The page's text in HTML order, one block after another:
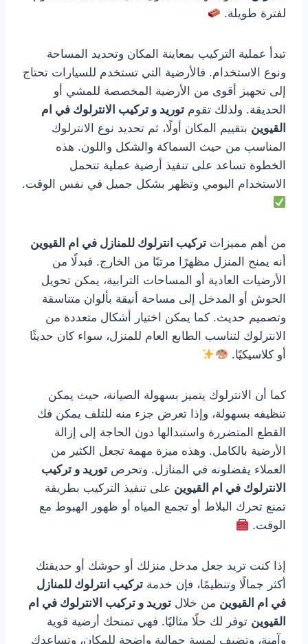
لفترة طويلة.
تبدأ عملية التركيب بمعاينة المكان وتحديد المساحة
ونوع الاستخدام. فالأرضية التي تستخدم للسيارات تحتاج
إلى تجهيز أقوى من الأرضية المخصصة للمشي أو
الحديقة. ولذلك تقوم توريد و تركيب الانترلوك في ام
القيوين بتقييم المكان أولًا، ثم تحديد نوع الانترلوك
المناسب من حيث السماكة والشكل واللون. هذه
الخطوة تساعد على تنفيذ أرضية عملية تتحمل
الاستخدام اليومي وتظهر بشكل جميل في نفس الوقت.
من أهم مميزات تركيب انترلوك للمنازل في ام القيوين
أنه يمنح المنزل مظهرًا مرتبًا من الخارج. فبدلًا من
الأرضيات العادية أو المساحات الترابية، يمكن تحويل
الحوش أو المدخل إلى مساحة أنيقة بألوان متناسقة
وتصميم حديث. كما يمكن اختيار أشكال متعددة من
الانترلوك لتناسب الطابع العام للمنزل، سواء كان حديثًا
أو كلاسيكيًا.
كما أن الانترلوك يتميز بسهولة الصيانة، حيث يمكن
تنظيفه بسهولة، وإذا تعرض جزء منه للتلف يمكن فك
القطع المتضررة واستبدالها دون الحاجة إلى إزالة
الأرضية بالكامل. وهذه ميزة مهمة تجعل الكثير من
العملاء يفضلونه في المنازل. وتحرص توريد و تركيب
الانترلوك في ام القيوين على تنفيذ التركيب بطريقة
تمنع تحرك البلاط أو تجمع المياه أو ظهور الهبوط مع
الوقت.
إذا كنت تريد جعل مدخل منزلك أو حوشك أو حديقتك
أكثر جمالًا وتنظيمًا، فإن خدمة تركيب انترلوك للمنازل
في ام القيوين من خلال توريد و تركيب الانترلوك في ام
القيوين توفر لك حلًا مثاليًا. فهي تمنحك أرضية قوية
وآمنة، وتضيف لمسة جمالية واضحة للمكان، وتساعدك